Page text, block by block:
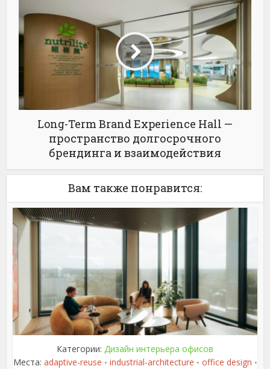
Long-Term Brand Experience Hall —
пространство долгосрочного
брендинга и взаимодействия
Вам также понравится:
Категории: Дизайн интерьера офисов
Места: adaptive-reuse • industrial-architecture • office design •